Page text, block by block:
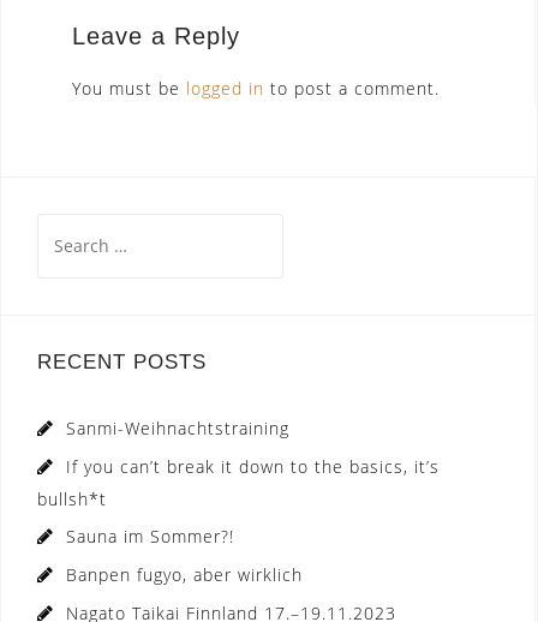
Leave a Reply
You must be logged in to post a comment.
for:
RECENT POSTS
Sanmi-Weihnachtstraining
If you can’t break it down to the basics, it’s
bullsh*t
Sauna im Sommer?!
Banpen fugyo, aber wirklich
Nagato Taikai Finnland 17.–19.11.2023